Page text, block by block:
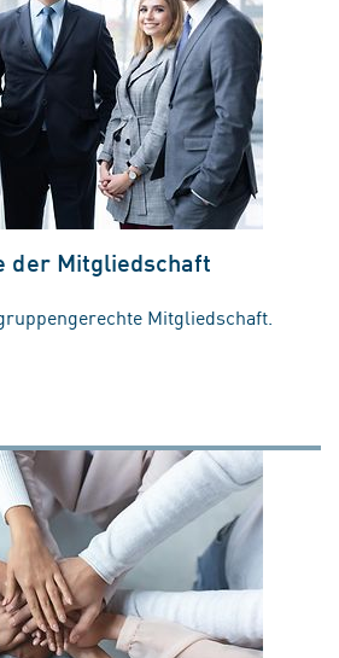
der Mitgliedschaft
Mitgliedschaft.